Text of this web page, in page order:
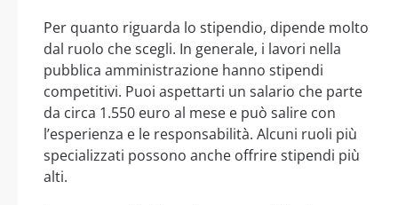
Per quanto riguarda lo stipendio, dipende molto
dal ruolo che scegli. In generale, i lavori nella
pubblica amministrazione hanno stipendi
competitivi. Puoi aspettarti un salario che parte
da circa 1.550 euro al mese e può salire con
l’esperienza e le responsabilità. Alcuni ruoli più
specializzati possono anche offrire stipendi più
alti.